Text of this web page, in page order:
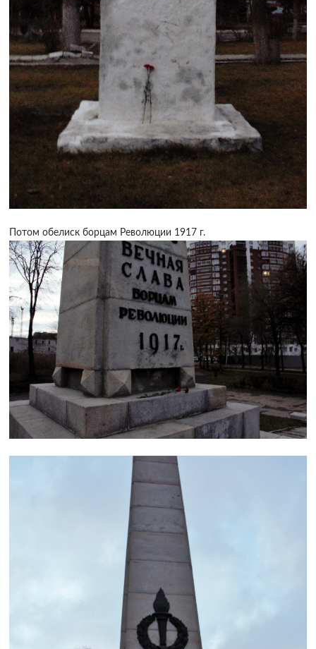
Потом обелиск борцам Революции 1917 г.